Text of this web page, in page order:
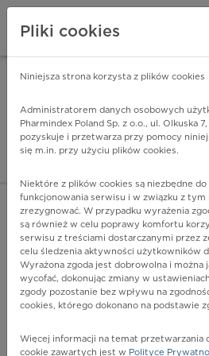
Pharmindex
ZALOGUJ SIĘ
O89.1 - Powikłania sercowe
czasie połogu
Więcej na lekiicd10.pl
Pliki cookies
Niniejsza strona korzysta z plików cookies
Administratorem danych osobowych
Pharmindex Poland Sp. z o.o., ul. Olkuska
pozyskuje i przetwarza przy pomocy
się m.in. przy użyciu plików cookies.
Niektóre z plików cookies są niezbędne
funkcjonowania serwisu i w związku z tym
zrezygnować. W przypadku wyrażenia
są również w celu poprawy komfortu
serwisu z treściami dostarczanymi przez
celu śledzenia aktywności użytkowników
Wyrażona zgoda jest dobrowolna i można
wycofać, dokonując zmiany w
zgody pozostanie bez wpływu na
cookies, którego dokonano na podstawie
Więcej informacji na temat przetwarzania
cookie zawartych jest w Polityce
ZA DARMO - w Google Play